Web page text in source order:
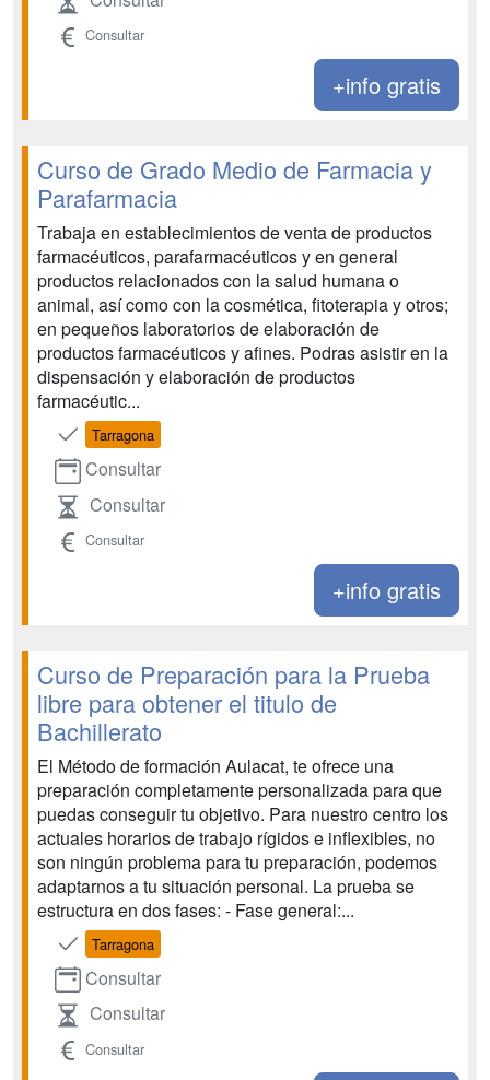
Consultar
+info gratis
Curso de Grado Medio de Farmacia y
Parafarmacia
Trabaja en establecimientos de venta de productos
farmacéuticos, parafarmacéuticos y en general
productos relacionados con la salud humana o
animal, así como con la cosmética, fitoterapia y otros;
en pequeños laboratorios de elaboración de
productos farmacéuticos y afines. Podras asistir en la
dispensación y elaboración de productos
farmacéutic...
Tarragona
Consultar
Consultar
Consultar
+info gratis
Curso de Preparación para la Prueba
libre para obtener el titulo de
Bachillerato
El Método de formación Aulacat, te ofrece una
preparación completamente personalizada para que
puedas conseguir tu objetivo. Para nuestro centro los
actuales horarios de trabajo rígidos e inflexibles, no
son ningún problema para tu preparación, podemos
adaptarnos a tu situación personal. La prueba se
estructura en dos fases: - Fase general:...
Tarragona
Consultar
Consultar
Consultar